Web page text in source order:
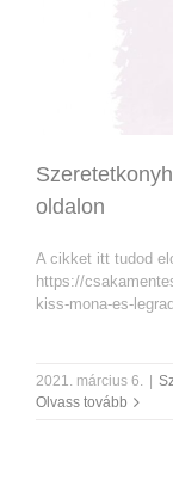
oldalon
A cikket itt tudod
https://
kiss-mona-es-
2021. március 6.
Olvass tovább